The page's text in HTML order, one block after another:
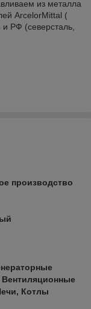
из металла
ArcelorMittal (
РФ (северсталь,
производство
Вентиляционные
Котлы